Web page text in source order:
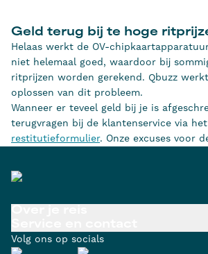
Geld terug bij te hoge
Helaas werkt de OV-
niet helemaal goed, waardoor bij
ritprijzen worden gerekend. Qbuzz
oplossen van dit probleem.
Wanneer er teveel geld bij je is
terugvragen bij de klantenservice via het
restitutieformulier. Onze excuses voor
Volg ons op socials